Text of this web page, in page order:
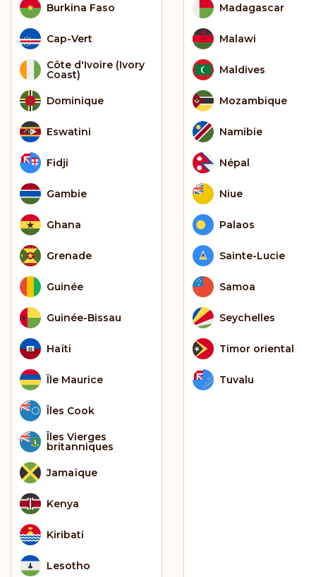
Burkina Faso
Cap-Vert
Côte d'Ivoire (Ivory
Coast)
Dominique
Eswatini
Fidji
Gambie
Ghana
Grenade
Guinée
Guinée-Bissau
Haïti
Île Maurice
Îles Cook
Îles Vierges
britanniques
Jamaïque
Kenya
Kiribati
Lesotho
Madagascar
Malawi
Maldives
Mozambique
Namibie
Népal
Niue
Palaos
Sainte-Lucie
Samoa
Seychelles
Timor oriental
Tuvalu